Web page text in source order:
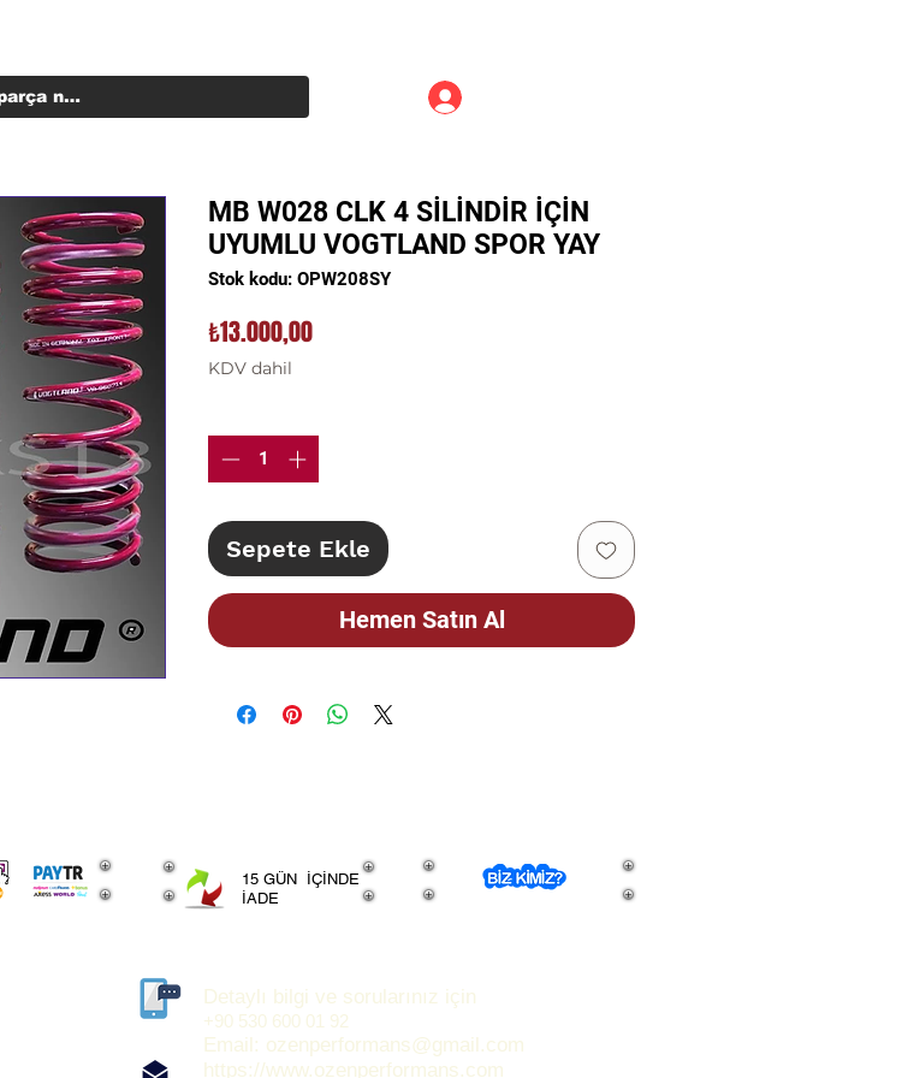
MB W028 CLK 4 SİLİNDİR İÇİN
UYUMLU VOGTLAND SPOR YAY
Stok kodu: OPW208SY
₺13.000,00Fiyat
KDV dahil
Sepete Ekle
Hemen Satın Al
15 GÜN İÇİNDE
İADE
Detaylı bilgi ve sorularınız için
+90 530 600 01 92
Email: ozenperformans@gmail.com
https://www.ozenperformans.com